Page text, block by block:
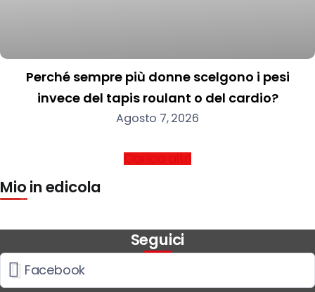
Perché sempre più donne scelgono i pesi
invece del tapis roulant o del cardio?
Agosto 7, 2026
Carica altri
Mio in edicola
Seguici
Facebook